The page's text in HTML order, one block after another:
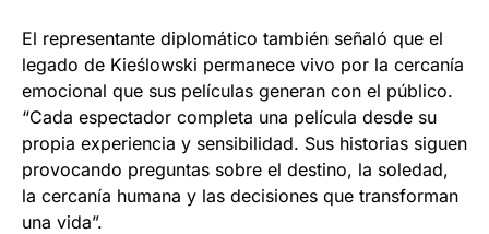
El representante diplomático también señaló que el
legado de Kieślowski permanece vivo por la cercanía
emocional que sus películas generan con el público.
“Cada espectador completa una película desde su
propia experiencia y sensibilidad. Sus historias siguen
provocando preguntas sobre el destino, la soledad,
la cercanía humana y las decisiones que transforman
una vida”.